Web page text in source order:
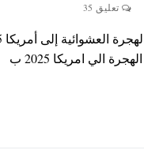
تعليق 35
Green Card 2026 ، طريقة الاستعلام عن الهجرة الي امريكا 2025 ب